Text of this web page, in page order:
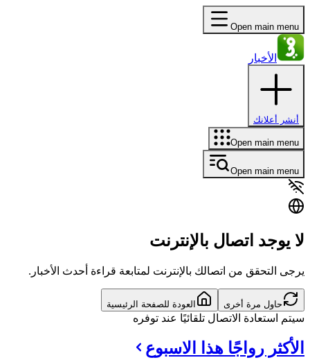
Open main menu
الأخبار
أنشر أعلانك
Open main menu
Open main menu
لا يوجد اتصال بالإنترنت
يرجى التحقق من اتصالك بالإنترنت لمتابعة قراءة أحدث الأخبار.
حاول مرة أخرى العودة للصفحة الرئيسية
سيتم استعادة الاتصال تلقائيًا عند توفره
الأكثر رواجًا هذا الاسبوع